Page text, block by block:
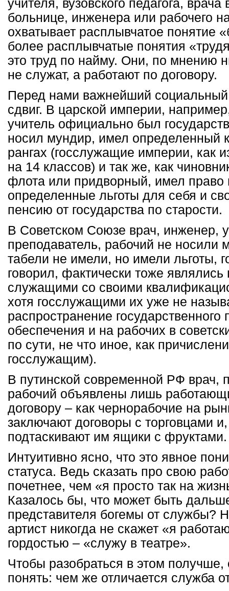
учителя, вузовского педагога,
больнице, инженера или рабочего
охватывает расплывчатое понятие
более расплывчатые понятия
это труд по найму. Они, по мнению
не служат, а работают по договору.
Перед нами важнейший социальный
сдвиг. В царской империи,
учитель официально был
носил мундир, имел определенный
рангах (госслужащие империи, как
на 14 классов) и так же, как
флота или придворный, имел право
определенные льготы для себя и
пенсию от государства по старости.
В Советском Союзе врач, инженер,
преподаватель, рабочий не носили
табели не имели, но имели льготы,
говорил, фактически тоже являлись
служащими со своими
хотя госслужащими их уже не
распространение государственного
обеспечения и на рабочих в
по сути, не что иное, как
госслужащим).
В путинской современной РФ врач,
рабочий объявлены лишь
договору – как чернорабочие на
заключают договоры с торговцами
подтаскивают им ящики с фруктами.
Интуитивно ясно, что это явное
статуса. Ведь сказать про свою
почетнее, чем «я просто так на
Казалось бы, что может быть
представителя богемы от службы?
артист никогда не скажет «я
гордостью – «служу в театре».
Чтобы разобраться в этом получше,
понять: чем же отличается служба